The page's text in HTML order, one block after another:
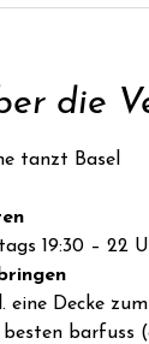
die
19:30 – 22
eine Decke
besten barfuss